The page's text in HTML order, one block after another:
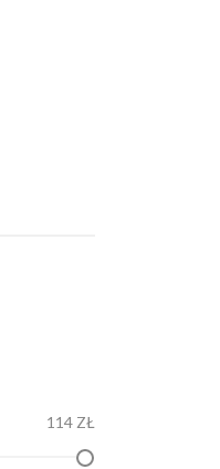
114 ZŁ